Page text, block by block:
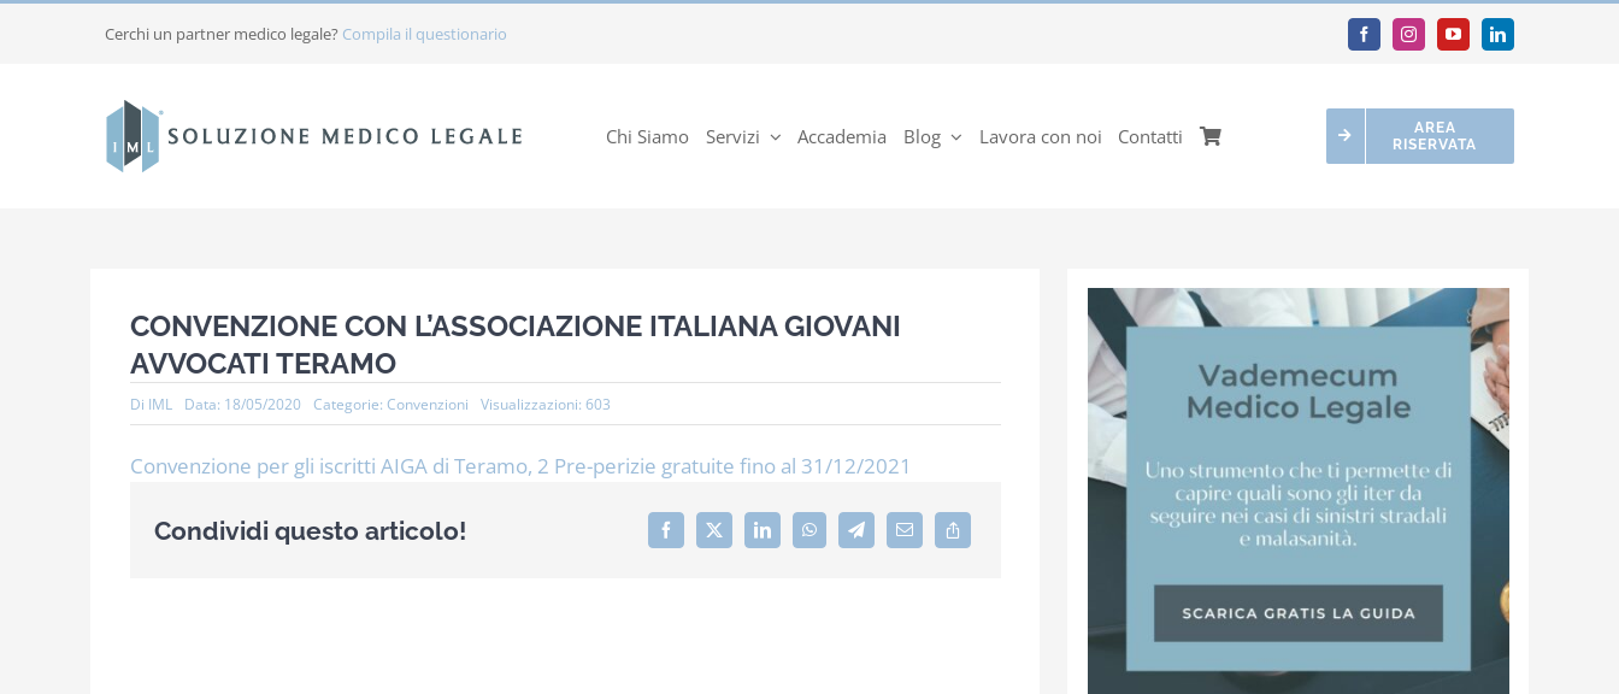
Cerchi un partner medico legale? Compila il questionario
Chi Siamo Servizi Accademia Blog Lavora con noi Contatti
AREA
RISERVATA
CONVENZIONE CON L’ASSOCIAZIONE ITALIANA GIOVANI
AVVOCATI TERAMO
Di IML Data: 18/05/2020 Categorie: Convenzioni Visualizzazioni: 603
Convenzione per gli iscritti AIGA di Teramo, 2 Pre-perizie gratuite fino al 31/12/2021
Condividi questo articolo!